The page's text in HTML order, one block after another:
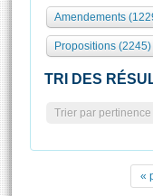
577 députés
Groupes
Commissions
Europe et
Pétitions
Organisation
Présidence
Statistiques et
Documents de
( Constitution |
Visite virtuelle
Assister à une
La Bibliothèque
Amendements
Propositions (2245)
TRI DES
Trier par pertinence
«